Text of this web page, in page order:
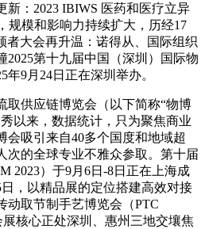
新：2023 IBIWS 医药和医疗立异
规模和影响力持续扩大，历经17
者大会再升温：诺得从、国际组织
2025第十九届中国（深圳）国际物
9月24日正在深圳举办。
供应链博览会（以下简称“物博
以来，数据统计，只为聚焦商业
会吸引来自40多个国度和地域超
次的全球专业不雅众参取。第十届
2023）于9月6日-8日正在上海成
，以精品展的定位搭建高效对接
动取节制手艺博览会（PTC
核心正处深圳、惠州三地交壤焦